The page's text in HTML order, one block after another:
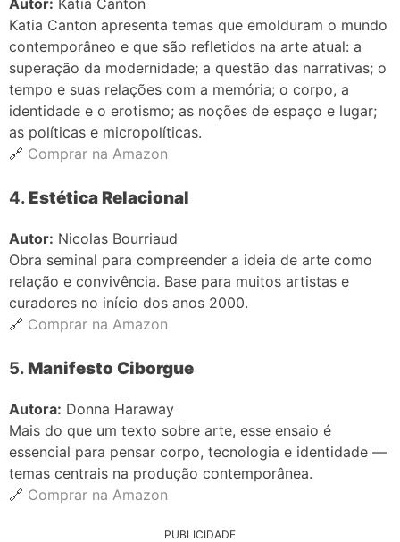
Autor: Katia Canton
Katia Canton apresenta temas que emolduram o mundo
contemporâneo e que são refletidos na arte atual: a
superação da modernidade; a questão das narrativas; o
tempo e suas relações com a memória; o corpo, a
identidade e o erotismo; as noções de espaço e lugar;
as políticas e micropolíticas.
🔗 Comprar na Amazon
4. Estética Relacional
Autor: Nicolas Bourriaud
Obra seminal para compreender a ideia de arte como
relação e convivência. Base para muitos artistas e
curadores no início dos anos 2000.
🔗 Comprar na Amazon
5. Manifesto Ciborgue
Autora: Donna Haraway
Mais do que um texto sobre arte, esse ensaio é
essencial para pensar corpo, tecnologia e identidade —
temas centrais na produção contemporânea.
🔗 Comprar na Amazon
PUBLICIDADE